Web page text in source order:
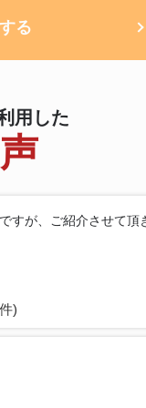
る
用した
すが、ご紹介させて頂
)